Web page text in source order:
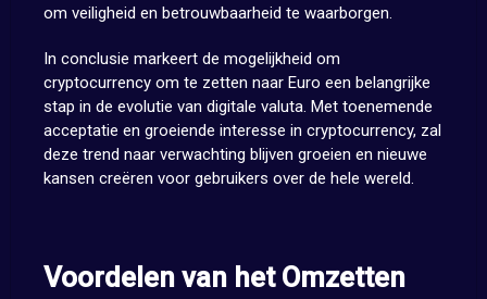
om veiligheid en betrouwbaarheid te waarborgen.
In conclusie markeert de mogelijkheid om
cryptocurrency om te zetten naar Euro een belangrijke
stap in de evolutie van digitale valuta. Met toenemende
acceptatie en groeiende interesse in cryptocurrency, zal
deze trend naar verwachting blijven groeien en nieuwe
kansen creëren voor gebruikers over de hele wereld.
Voordelen van het Omzetten